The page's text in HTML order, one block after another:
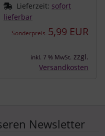
Lieferzeit: sofort
lieferbar
Sonderpreis 5,99 EUR
inkl. 7 % MwSt. zzgl.
Versandkosten
Newsletter